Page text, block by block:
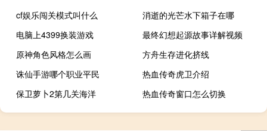
cf娱乐闯关模式叫什么
消逝的光芒水下箱子在哪
电脑上4399换装游戏
最终幻想起源故事详解视频
原神角色风格怎么画
方舟生存进化挤线
诛仙手游哪个职业平民
热血传奇虎卫介绍
保卫萝卜2第几关海洋
热血传奇窗口怎么切换